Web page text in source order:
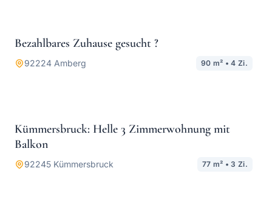
KAUF
Bezahlbares Zuhause gesucht ?
92224 Amberg 90 m² •4 Zi.
MIETE
Kümmersbruck: Helle 3 Zimmerwohnung mit
Balkon
92245 Kümmersbruck 77 m² •3 Zi.